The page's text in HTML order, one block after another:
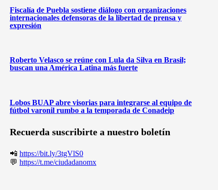
Fiscalía de Puebla sostiene diálogo con organizaciones
internacionales defensoras de la libertad de prensa y
expresión
Roberto Velasco se reúne con Lula da Silva en Brasil;
buscan una América Latina más fuerte
Lobos BUAP abre visorias para integrarse al equipo de
fútbol varonil rumbo a la temporada de Conadeip
Recuerda suscribirte a nuestro boletín
📲 https://bit.ly/3tgVlS0
💬 https://t.me/ciudadanomx